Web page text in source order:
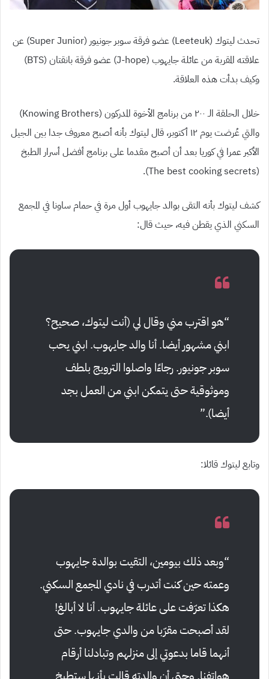
تحدث ليتوك (Leeteuk) عضو فرقة سوبر جونيور (Super Junior) عن
علاقته المقربة من عائلة جايهوب (J-hope) عضو فرقة بانقتان (BTS)
وكيف بدأت هذه العلاقة.
خلال الحلقة الـ ٢٠٠ من برنامج الأخوة المدركون (Knowing Brothers)
والتي عُرضت يوم ١٢ أكتوبر، قال ليتوك بأنه أصبح معروف جدا بين الجيل
الأكبر عمرا في كوريا بعد أن أصبح مقدما على برنامج أفضل أسرار الطبخ
(The best cooking secrets).
كشف ليتوك بأنه التقى بوالد جايهوب أول مرة في حمام ساونا في المجمع
السكني الذي يقطن فيه، حيث قال:
“هو اقترب مني وقال لي (أنت ليتوك، صحيح؟
ابني مشهور أيضا. أنا والد جايهوب. ابني يحب
سوبر جونيور. رجاءًا واصلوا الترويج بلطف
وموثوقية حتى يتمكن ابني من العمل بجد
أيضا).”
وتابع ليتوك قائلا:
“وبعد ذلك بيومين، التقيت بوالدة جايهوب
وعمته حين كنت أتدرب في نادي المجمع السكني.
هكذا تعرّفت على عائلة جايهوب. أنا لا أبالغ!
لقد أصبحت مقرّبا من والدي جايهوب. حتى
أنهما قاما بدعوتي إلى منزلهم وتبادلنا أرقام